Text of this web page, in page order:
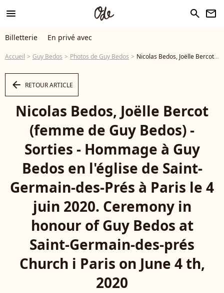
menu search newsletter
Billetterie En privé avec
Accueil Guy Bedos Photos de Guy Bedos Nicolas Bedos, Joëlle Bercot (femme de Guy Bedos) - Sorties - Hommage à Guy Bedos en l'église de Saint-Germain-des-Prés à Paris le 4 juin 2020. Ceremony in honour of Guy Bedos at Saint-Germain-des-prés Church i Paris on June 4 th, 2020 - Photo
arrow_left RETOUR ARTICLE
Nicolas Bedos, Joëlle Bercot
(femme de Guy Bedos) -
Sorties - Hommage à Guy
Bedos en l'église de Saint-
Germain-des-Prés à Paris le 4
juin 2020. Ceremony in
honour of Guy Bedos at
Saint-Germain-des-prés
Church i Paris on June 4 th,
2020